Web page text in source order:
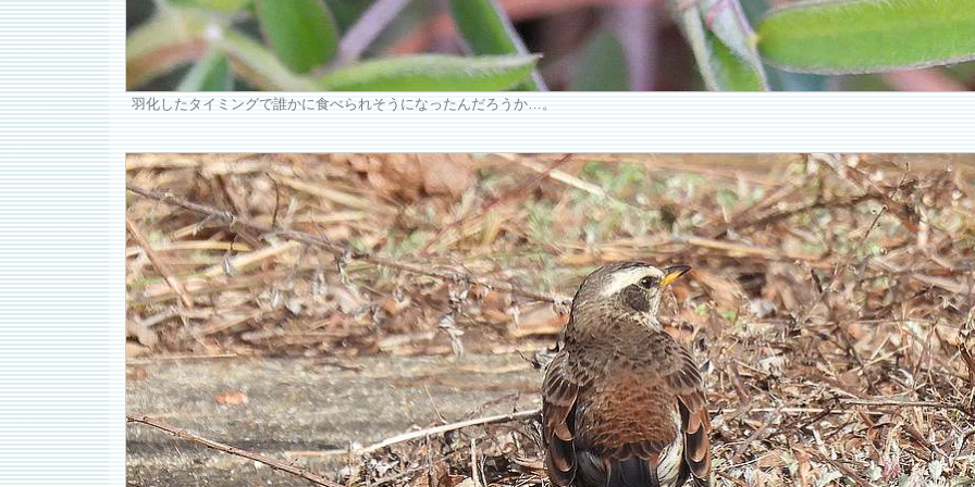
羽化したタイミングで誰かに食べられそうになったんだろうか…。